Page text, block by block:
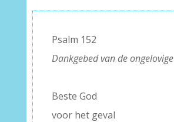
Psalm 152
Dankgebed van de ongelovige
Beste God
voor het geval